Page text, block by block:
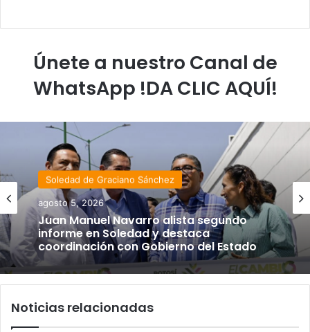
Únete a nuestro Canal de
WhatsApp !DA CLIC AQUÍ!
Soledad de Graciano Sánchez
agosto 5, 2026
Juan Manuel Navarro alista segundo
informe en Soledad y destaca
coordinación con Gobierno del Estado
Noticias relacionadas